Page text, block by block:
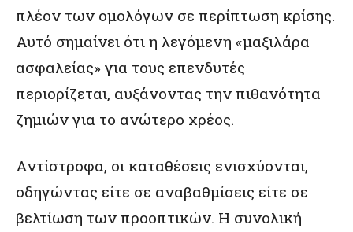
πλέον των ομολόγων σε περίπτωση κρίσης.
Αυτό σημαίνει ότι η λεγόμενη «μαξιλάρα
ασφαλείας» για τους επενδυτές
περιορίζεται, αυξάνοντας την πιθανότητα
ζημιών για το ανώτερο χρέος.
Αντίστροφα, οι καταθέσεις ενισχύονται,
οδηγώντας είτε σε αναβαθμίσεις είτε σε
βελτίωση των προοπτικών. Η συνολική